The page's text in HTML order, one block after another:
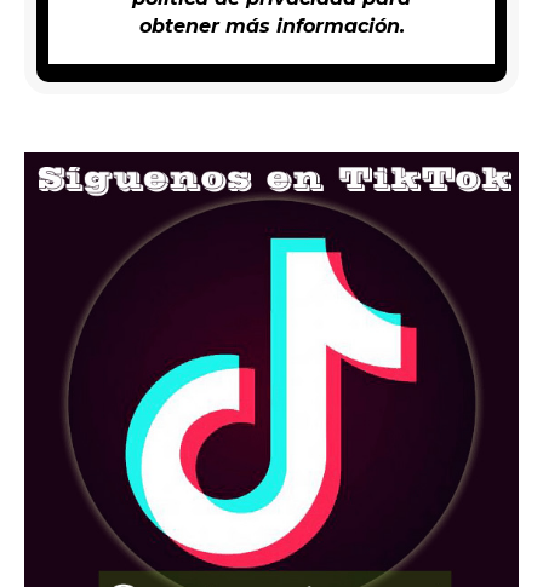
obtener más información.